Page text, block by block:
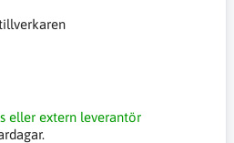
eller extern leverantör